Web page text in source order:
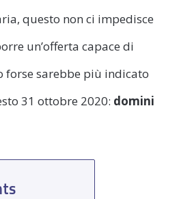
questo non ci impedisce
un’offerta capace di
forse sarebbe più indicato
31 ottobre 2020: domini